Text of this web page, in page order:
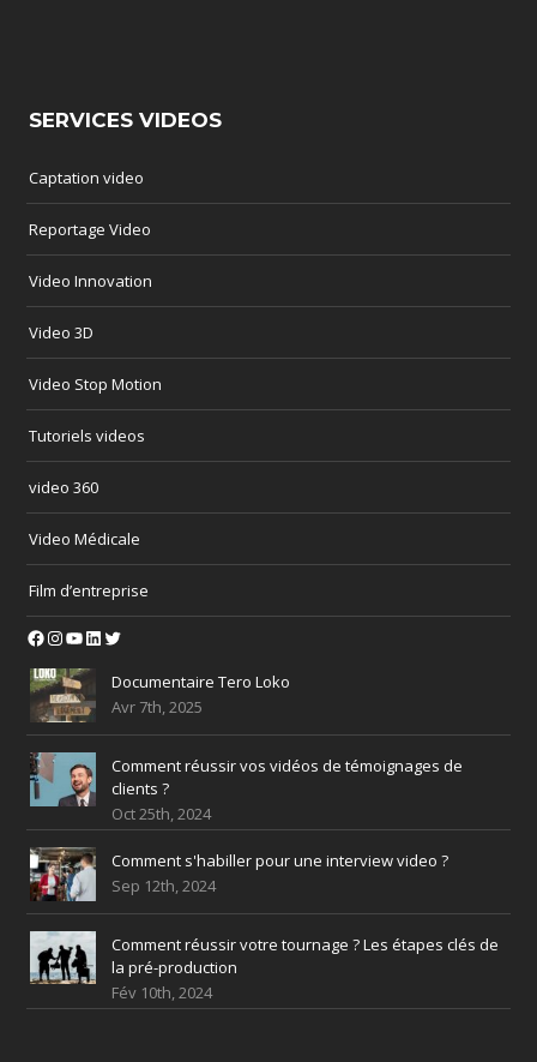
SERVICES VIDEOS
Captation video
Reportage Video
Video Innovation
Video 3D
Video Stop Motion
Tutoriels videos
video 360
Video Médicale
Film d’entreprise
Facebook
Instagram
YouTube
LinkedIn
Twitter
Documentaire Tero Loko
Avr 7th, 2025
Comment réussir vos vidéos de témoignages de
clients ?
Oct 25th, 2024
Comment s'habiller pour une interview video ?
Sep 12th, 2024
Comment réussir votre tournage ? Les étapes clés de
la pré-production
Fév 10th, 2024